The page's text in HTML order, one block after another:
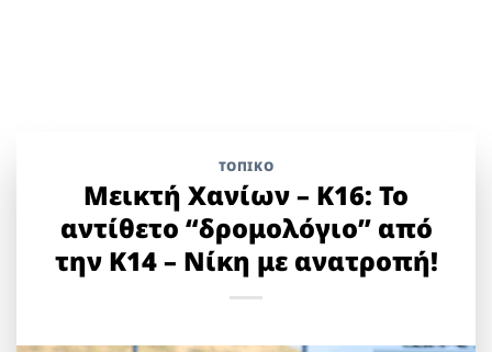
ΤΟΠΙΚΌ
Μεικτή Χανίων – Κ16: Το
αντίθετο “δρομολόγιο” από
την Κ14 – Νίκη με ανατροπή!